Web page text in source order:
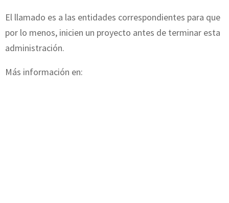
El llamado es a las entidades correspondientes para que
por lo menos, inicien un proyecto antes de terminar esta
administración.
Más información en: